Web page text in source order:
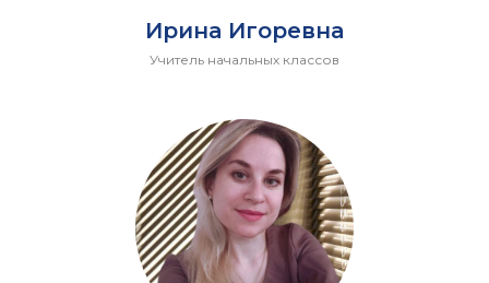
Ирина Игоревна
Учитель начальных классов